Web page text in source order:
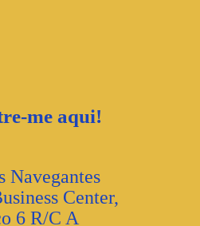
me aqui!
Navegantes
Center,
6 R/C A